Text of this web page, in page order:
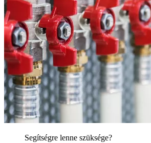
Segítségre lenne szüksége?